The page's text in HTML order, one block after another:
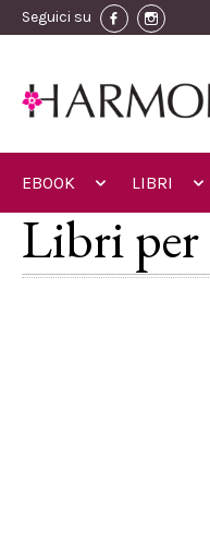
Seguici su
EBOOK LIBRI
Libri per